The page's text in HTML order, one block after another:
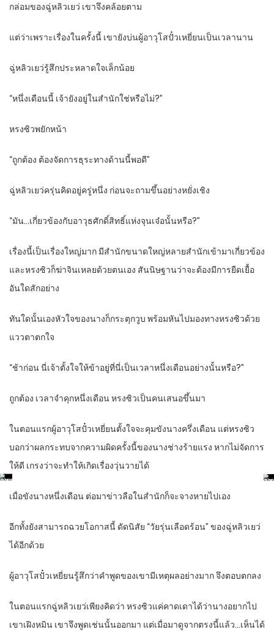
กล่อมของฉู่หลิวเยว่ เขาจึงคล้อยตาม
แต่ว่าเพราะเรื่องในครั้งนี้ เขายังบ่นผู้อาวุโสปั๋วเหยี่ยนเป็นเวลานาน
ฉู่หลิวเยว่รู้สึกประหลาดใจเล็กน้อย
“หนึ่งเดือนนี้ เจ้ายังอยู่ในสำนักใช่หรือไม่?”
หรงซิวพยักหน้า
“ถูกต้อง ต้องจัดการธุระทางด้านนี้พอดี”
ฉู่หลิวเยว่ครุ่นคิดอยู่ครู่หนึ่ง ก่อนจะถามขึ้นอย่างหยั่งเชิง
“มัน…เกี่ยวข้องกับอาวุธศักดิ์สิทธิ์แห่งจุนเจ๋อนั้นหรือ?”
เรื่องนี้เป็นเรื่องใหญ่มาก มีสำนักขนาดใหญ่หลายสำนักเข้ามาเกี่ยวข้อง
และหรงซิวก็ฆ่าจินเหลยด้วยตนเอง สันนิษฐานว่าจะต้องมีการยืดเยื้อ
อันใดสักอย่าง
ทันใดนั้นเองหัวใจของนางก็กระตุกวูบ พร้อมหันไปมองทางหรงซิวด้วย
แววตาตกใจ
“ช้าก่อน นี่เจ้าตั้งใจให้ข้าอยู่ที่นี่เป็นเวลาหนึ่งเดือนอย่างนั้นหรือ?”
ถูกต้อง เวลาจำคุกหนึ่งเดือน หรงซิวเป็นคนเสนอขึ้นมา
ในตอนแรกผู้อาวุโสปั๋วเหยี่ยนตั้งใจจะคุมขังนางครึ่งเดือน แต่หรงซิว
บอกว่าผลกระทบจากความผิดครั้งนี้ของนางช่างร้ายแรง หากไม่จัดการ
ให้ดี เกรงว่าจะทำให้เกิดเรื่องวุ่นวายได้
เมื่อขังนางหนึ่งเดือน ต่อมาข่าวลือในสำนักก็จะจางหายไปเอง
อีกทั้งยังสามารถฉวยโอกาสนี้ ดัดนิสัย “วัยรุ่นเลือดร้อน” ของฉู่หลิวเยว่
ได้อีกด้วย
ผู้อาวุโสปั๋วเหยี่ยนรู้สึกว่าคำพูดของเขามีเหตุผลอย่างมาก จึงตอบตกลง
ในตอนแรกฉู่หลิวเยว่เพียงคิดว่า หรงซิวแค่คาดเดาได้ว่านางอยากไป
เขาเฝิงหมิน เขาจึงพูดเช่นนั้นออกมา แต่เมื่อมาดูจากตรงนี้แล้ว…เห็นได้